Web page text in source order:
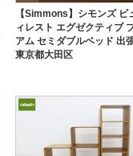
【Simmons】シモンズ ビ
ィレスト エグゼクティブ
アム セミダブルベッド 出
東京都大田区